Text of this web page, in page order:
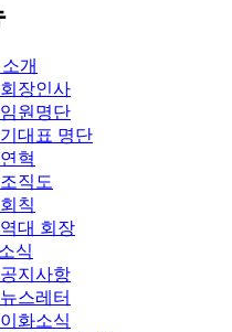
개
회장인사
임원명단
기대표 명단
연혁
조직도
회칙
역대 회장
식
공지사항
뉴스레터
이화소식